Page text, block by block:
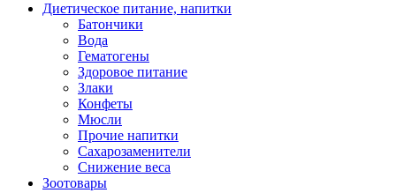
Диетическое питание, напитки
Батончики
Вода
Гематогены
Здоровое питание
Злаки
Конфеты
Мюсли
Прочие напитки
Сахарозаменители
Снижение веса
Зоотовары